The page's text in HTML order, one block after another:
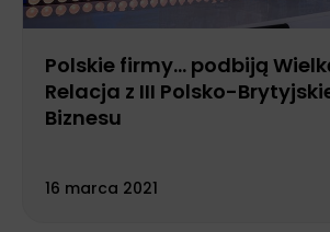
Polskie firmy… podbiją
Relacja z III Polsko-
Biznesu
16 marca 2021